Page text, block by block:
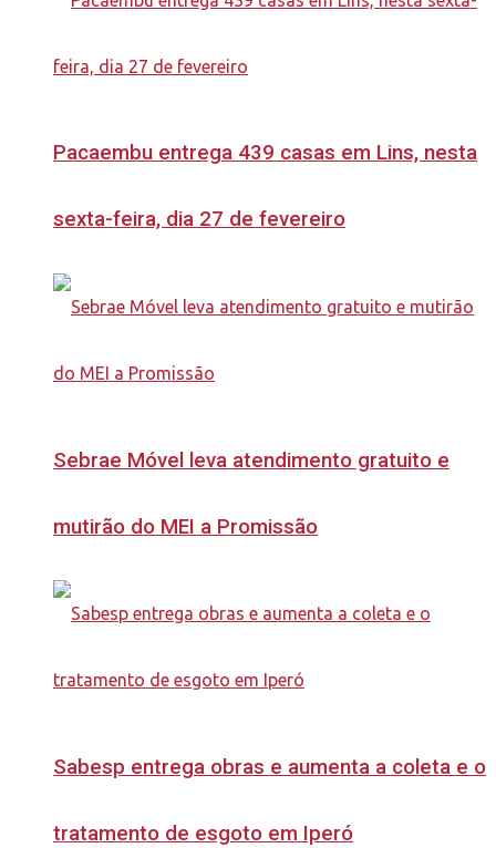
Pacaembu entrega 439 casas em Lins, nesta
sexta-feira, dia 27 de fevereiro
Sebrae Móvel leva atendimento gratuito e
mutirão do MEI a Promissão
Sabesp entrega obras e aumenta a coleta e o
tratamento de esgoto em Iperó